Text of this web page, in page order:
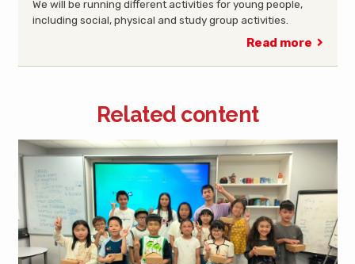
We will be running different activities for young people,
including social, physical and study group activities.
Read more
Related content